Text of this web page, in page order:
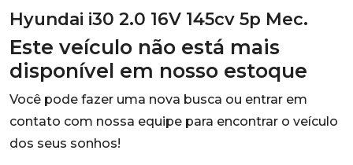
Hyundai i30 2.0 16V 145cv 5p Mec.
Este veículo não está mais
disponível em nosso estoque
Você pode fazer uma nova busca ou entrar em
contato com nossa equipe para encontrar o veículo
dos seus sonhos!